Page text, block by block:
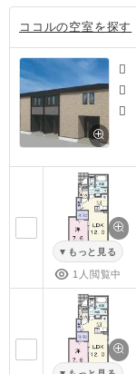
ココルの空室を探す
もっと見る
1人閲覧中